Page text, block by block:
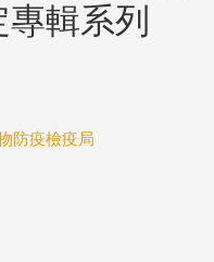
專輯系列
防疫檢疫局